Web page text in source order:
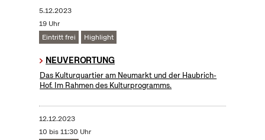
5.12.2023
19 Uhr
Eintritt frei
Highlight
NEUVERORTUNG
Das Kulturquartier am Neumarkt und der Haubrich-
Hof. Im Rahmen des Kulturprogramms.
12.12.2023
10 bis 11:30 Uhr